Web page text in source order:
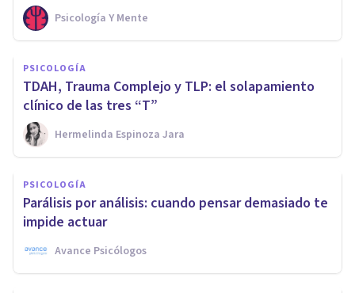
Psicología Y Mente
PSICOLOGÍA
TDAH, Trauma Complejo y TLP: el solapamiento
clínico de las tres “T”
Hermelinda Espinoza Jara
PSICOLOGÍA
Parálisis por análisis: cuando pensar demasiado te
impide actuar
Avance Psicólogos